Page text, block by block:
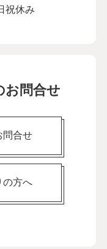
祝休み
お問合せ
問合せ
の方へ